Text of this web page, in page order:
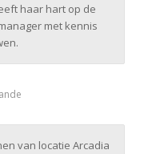
haar hart op de
met kennis
van locatie Arcadia